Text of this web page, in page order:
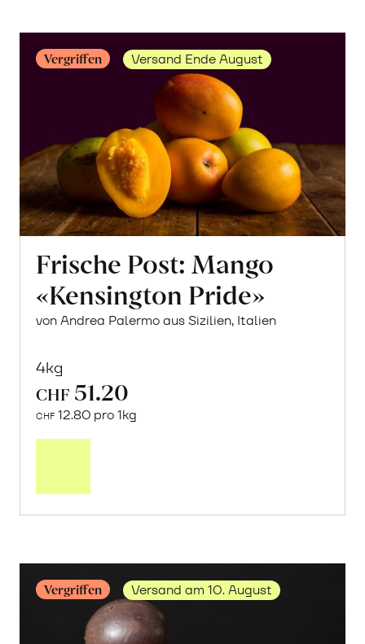
Vergriffen Versand Ende August
Frische Post: Mango
«Kensington Pride»
von Andrea Palermo aus Sizilien, Italien
4kg
CHF 51.20
CHF 12.80 pro 1kg
Mango
Vergriffen Versand am 10. August